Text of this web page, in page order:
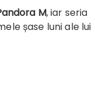
M, iar seria
șase luni ale lui